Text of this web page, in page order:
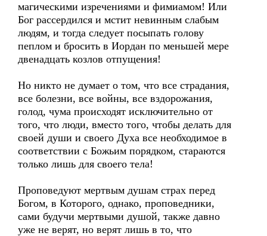
магическими изречениями и фимиамом! Или
Бог рассердился и мстит невинным слабым
людям, и тогда следует посыпать голову
пеплом и бросить в Иордан по меньшей мере
двенадцать козлов отпущения!
Но никто не думает о том, что все страдания,
все болезни, все войны, все вздорожания,
голод, чума происходят исключительно от
того, что люди, вместо того, чтобы делать для
своей души и своего Духа все необходимое в
соответствии с Божьим порядком, стараются
только лишь для своего тела!
Проповедуют мертвым душам страх перед
Богом, в Которого, однако, проповедники,
сами будучи мертвыми душой, также давно
уже не верят, но верят лишь в то, что